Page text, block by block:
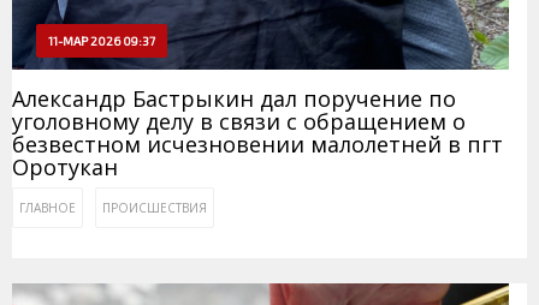
11-МАР 2026 09:37
Александр Бастрыкин дал поручение по
уголовному делу в связи с обращением о
безвестном исчезновении малолетней в пгт
Оротукан
ГЛАВНОЕ ПРОИСШЕСТВИЯ